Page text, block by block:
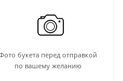
букета перед отправкой
по вашему желанию